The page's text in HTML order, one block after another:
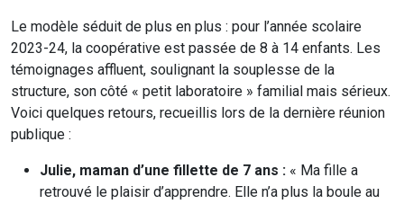
Le modèle séduit de plus en plus : pour l’année scolaire
2023-24, la coopérative est passée de 8 à 14 enfants. Les
témoignages affluent, soulignant la souplesse de la
structure, son côté « petit laboratoire » familial mais sérieux.
Voici quelques retours, recueillis lors de la dernière réunion
publique :
Julie, maman d’une fillette de 7 ans : « Ma fille a
retrouvé le plaisir d’apprendre. Elle n’a plus la boule au